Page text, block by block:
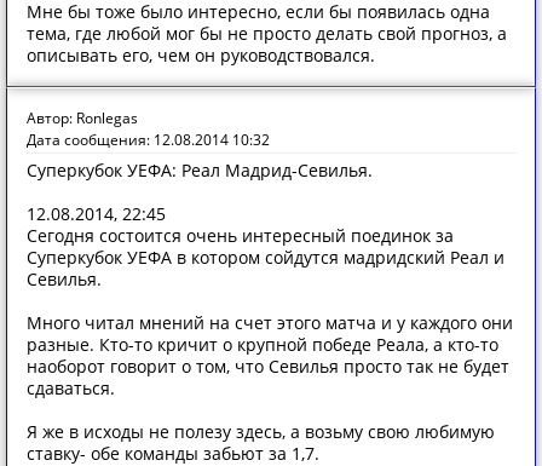
Мне бы тоже было интересно, если бы появилась одна
тема, где любой мог бы не просто делать свой прогноз, а
описывать его, чем он руководствовался.
Автор: Ronlegas
Дата сообщения: 12.08.2014 10:32
Суперкубок УЕФА: Реал Мадрид-Севилья.
12.08.2014, 22:45
Сегодня состоится очень интересный поединок за
Суперкубок УЕФА в котором сойдутся мадридский Реал и
Севилья.
Много читал мнений на счет этого матча и у каждого они
разные. Кто-то кричит о крупной победе Реала, а кто-то
наоборот говорит о том, что Севилья просто так не будет
сдаваться.
Я же в исходы не полезу здесь, а возьму свою любимую
ставку- обе команды забьют за 1,7.